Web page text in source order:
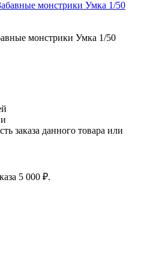
монстрики Умка 1/50
заказа данного товара или
5 000 ₽.